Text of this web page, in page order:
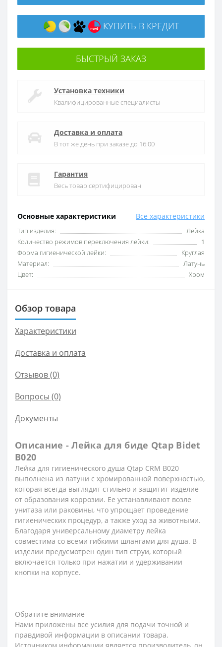
Основные характеристики Все характеристики
Тип изделия:
Лейка
Количество режимов переключения лейки:
1
Форма гигиенической лейки:
Круглая
Материал:
Латунь
Цвет:
Хром
КУПИТЬ В КРЕДИТ
БЫСТРЫЙ ЗАКАЗ
Установка техники
Квалифицированные специалисты
Доставка и оплата
В тот же день при заказе до 16:00
Гарантия
Весь товар сертифицирован
Обзор товара
Характеристики
Доставка и оплата
Отзывов (0)
Вопросы (0)
Документы
Описание - Лейка для биде Qtap Bidet
B020
Лейка для гигиенического душа Qtap CRM B020
выполнена из латуни с хромированной поверхностью,
которая всегда выглядит стильно и защитит изделие
от образования коррозии. Ее устанавливают возле
унитаза или раковины, что упрощает проведение
гигиенических процедур, а также уход за животными.
Благодаря универсальному диаметру лейка
совместима со всеми гибкими шлангами для душа. В
изделии предусмотрен один тип струи, который
включается только при нажатии и удерживании
кнопки на корпусе.
Обратите внимание
Нами приложены все усилия для подачи точной и
правдивой информации в описании товара.